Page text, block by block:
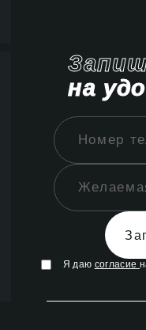
на
Я даю согласие